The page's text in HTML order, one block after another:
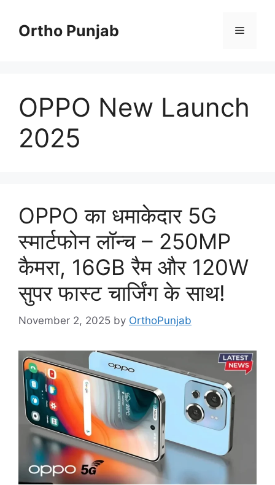
contentOrtho Punjab Menu
OPPO New Launch
2025
OPPO का धमाकेदार 5G
स्मार्टफोन लॉन्च – 250MP
कैमरा, 16GB रैम और 120W
सुपर फास्ट चार्जिंग के साथ!
November 2, 2025 by OrthoPunjab